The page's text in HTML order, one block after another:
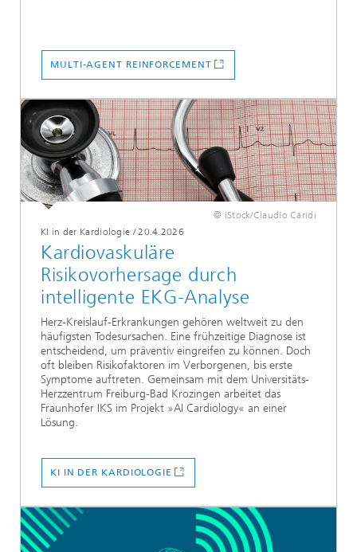
MULTI-AGENT REINFORCEMENT
© iStock/Claudio Caridi
KI in der Kardiologie /20.4.2026
Kardiovaskuläre
Risikovorhersage durch
intelligente EKG-Analyse
Herz-Kreislauf-Erkrankungen gehören weltweit zu den
häufigsten Todesursachen. Eine frühzeitige Diagnose ist
entscheidend, um präventiv eingreifen zu können. Doch
oft bleiben Risikofaktoren im Verborgenen, bis erste
Symptome auftreten. Gemeinsam mit dem Universitäts-
Herzzentrum Freiburg-Bad Krozingen arbeitet das
Fraunhofer IKS im Projekt »AI Cardiology« an einer
Lösung.
KI IN DER KARDIOLOGIE